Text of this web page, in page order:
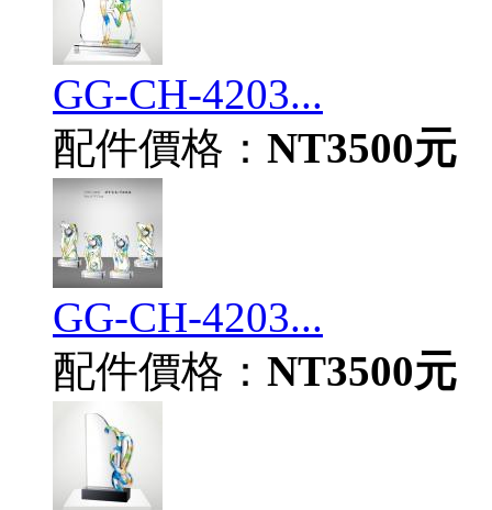
GG-CH-4203...
配件價格： NT3500元
GG-CH-4203...
配件價格： NT3500元